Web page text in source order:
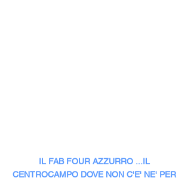
IL FAB FOUR AZZURRO ...IL
CENTROCAMPO DOVE NON C'E' NE' PER